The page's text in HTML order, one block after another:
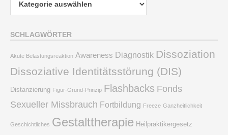
SCHLAGWÖRTER
Akute Belastungsreaktion Awareness Diagnostik Dissoziation
Dissoziative Identitätsstörung (DIS)
Distanzierung Figur-Grund-Prinzip Flashbacks Fonds
Sexueller Missbrauch Fortbildung Freeze Ganzheitlichkeit
Geschichtliches Gestalttherapie Heilpraktikergesetz